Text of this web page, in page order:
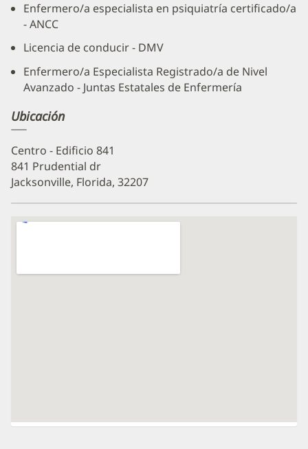
Enfermero/a especialista en psiquiatría certificado/a
- ANCC
Licencia de conducir - DMV
Enfermero/a Especialista Registrado/a de Nivel
Avanzado - Juntas Estatales de Enfermería
Ubicación
Centro - Edificio 841
841 Prudential dr
Jacksonville, Florida, 32207